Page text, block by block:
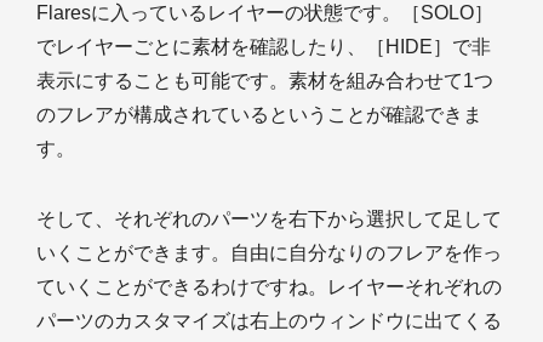
Flaresに入っているレイヤーの状態です。［SOLO］
でレイヤーごとに素材を確認したり、［HIDE］で非
表示にすることも可能です。素材を組み合わせて1つ
のフレアが構成されているということが確認できま
す。
そして、それぞれのパーツを右下から選択して足して
いくことができます。自由に自分なりのフレアを作っ
ていくことができるわけですね。レイヤーそれぞれの
パーツのカスタマイズは右上のウィンドウに出てくる